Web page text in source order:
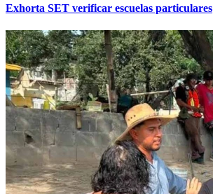
Exhorta SET verificar escuelas particulares